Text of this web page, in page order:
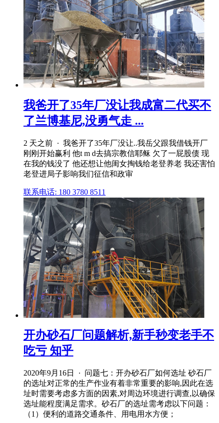
我爸开了35年厂没让我成富二代买不
了兰博基尼,没勇气走 ...
2 天之前 · 我爸开了35年厂没让..我岳父跟我借钱开厂
刚刚开始赢利 他t m d去搞宗教信耶稣 欠了一屁股债 现
在我的钱没了 他还想让他闺女掏钱给老登养老 我还害怕
老登进局子影响我们征信和政审
联系电话: 180 3780 8511
开办砂石厂问题解析,新手秒变老手不
吃亏 知乎
2020年9月16日 · 问题七：开办砂石厂如何选址 砂石厂
的选址对正常的生产作业有着非常重要的影响,因此在选
址时需要考虑多方面的因素,对周边环境进行调查,以确保
选址能程度满足需求。砂石厂的选址需考虑以下问题：
（1）便利的道路交通条件、用电用水方便；